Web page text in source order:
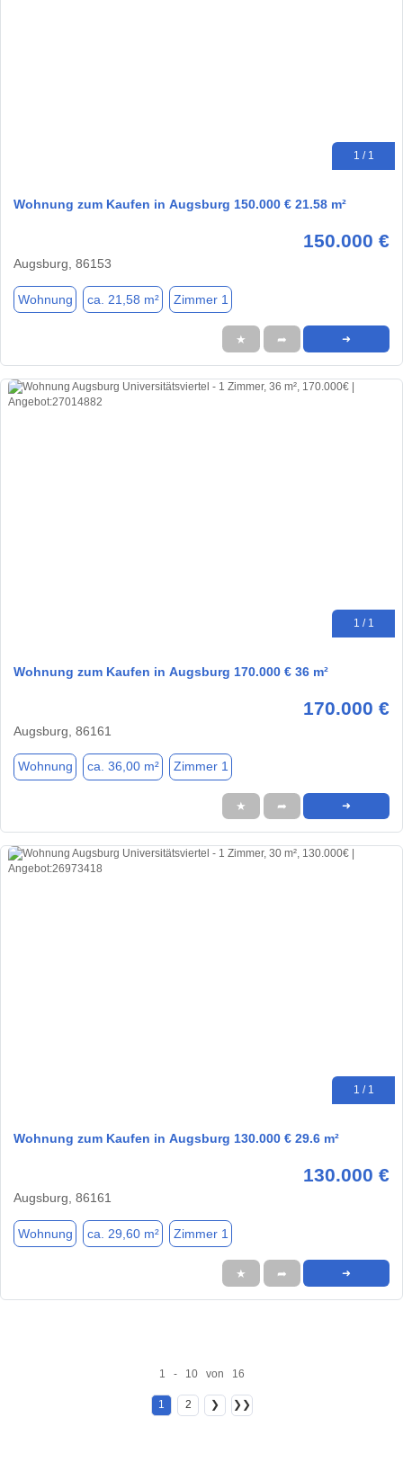
1 / 1
Wohnung zum Kaufen in Augsburg 150.000 € 21.58 m²
150.000 €
Augsburg, 86153
Wohnung ca. 21,58 m² Zimmer 1
★ ➦ ➜
1 / 1
Wohnung zum Kaufen in Augsburg 170.000 € 36 m²
170.000 €
Augsburg, 86161
Wohnung ca. 36,00 m² Zimmer 1
★ ➦ ➜
1 / 1
Wohnung zum Kaufen in Augsburg 130.000 € 29.6 m²
130.000 €
Augsburg, 86161
Wohnung ca. 29,60 m² Zimmer 1
★ ➦ ➜
1 - 10 von 16
1 2 ❯ ❯❯